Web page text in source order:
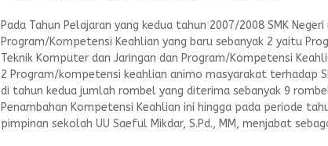
Pada Tahun Pelajaran yang kedua tahun 2007/2008 SMK
Program/Kompetensi Keahlian yang baru sebanyak 2 yaitu
Teknik Komputer dan Jaringan dan Program/Kompetensi
2 Program/kompetensi keahlian animo masyarakat terhadap
di tahun kedua jumlah rombel yang diterima sebanyak 9
Penambahan Kompetensi Keahlian ini hingga pada periode
pimpinan sekolah UU Saeful Mikdar, S.Pd., MM, menjabat